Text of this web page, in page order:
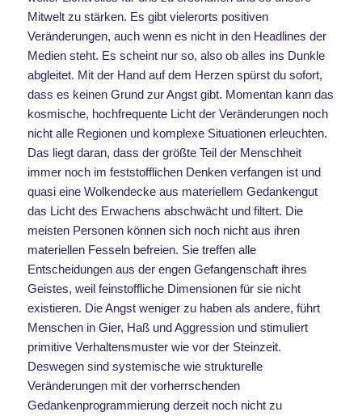
Mitwelt zu stärken. Es gibt vielerorts positiven
Veränderungen, auch wenn es nicht in den Headlines der
Medien steht. Es scheint nur so, also ob alles ins Dunkle
abgleitet. Mit der Hand auf dem Herzen spürst du sofort,
dass es keinen Grund zur Angst gibt. Momentan kann das
kosmische, hochfrequente Licht der Veränderungen noch
nicht alle Regionen und komplexe Situationen erleuchten.
Das liegt daran, dass der größte Teil der Menschheit
immer noch im feststofflichen Denken verfangen ist und
quasi eine Wolkendecke aus materiellem Gedankengut
das Licht des Erwachens abschwächt und filtert. Die
meisten Personen können sich noch nicht aus ihren
materiellen Fesseln befreien. Sie treffen alle
Entscheidungen aus der engen Gefangenschaft ihres
Geistes, weil feinstoffliche Dimensionen für sie nicht
existieren. Die Angst weniger zu haben als andere, führt
Menschen in Gier, Haß und Aggression und stimuliert
primitive Verhaltensmuster wie vor der Steinzeit.
Deswegen sind systemische wie strukturelle
Veränderungen mit der vorherrschenden
Gedankenprogrammierung derzeit noch nicht zu